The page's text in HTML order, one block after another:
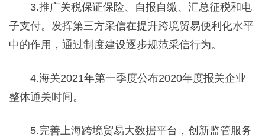
3.推广关税保证保险、自报自缴、汇总征税和电
子支付。发挥第三方采信在提升跨境贸易便利化水平
中的作用，通过制度建设逐步规范采信行为。
4.海关2021年第一季度公布2020年度报关企业
整体通关时间。
5.完善上海跨境贸易大数据平台，创新监管服务